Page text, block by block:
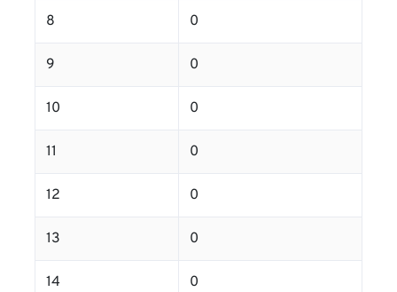
8 0
9 0
10 0
11 0
12 0
13 0
14 0